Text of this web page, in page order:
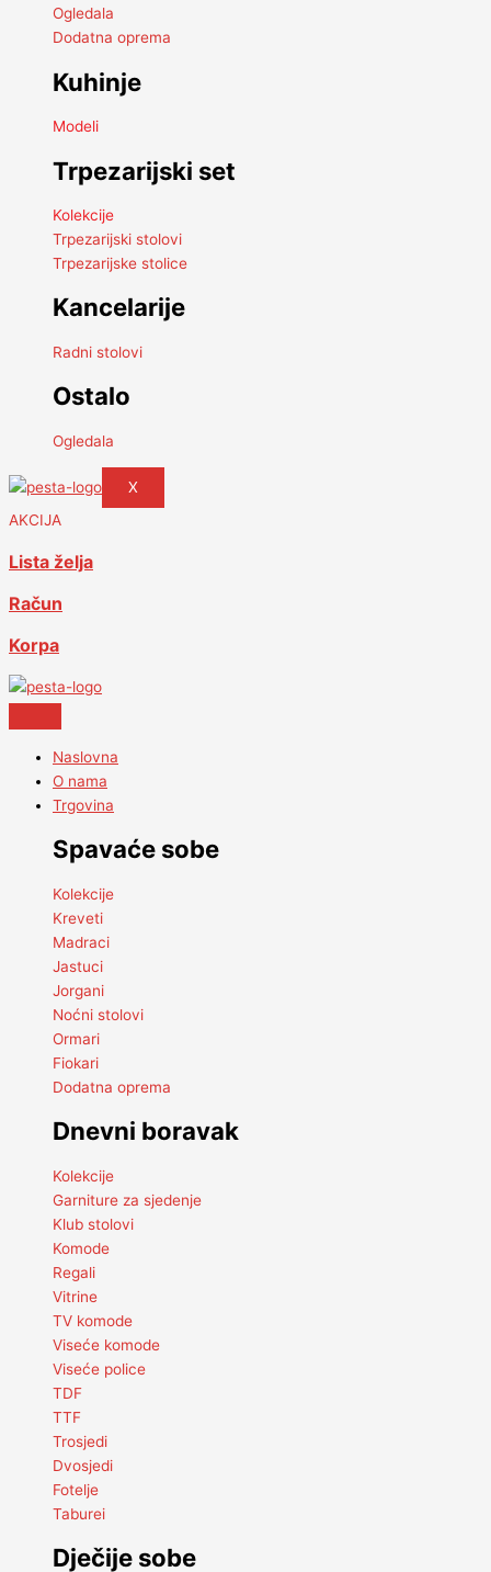
Ogledala
Dodatna oprema
Kuhinje
Modeli
Trpezarijski set
Kolekcije
Trpezarijski stolovi
Trpezarijske stolice
Kancelarije
Radni stolovi
Ostalo
Ogledala
X
AKCIJA
Lista želja
Račun
Korpa
Naslovna
O nama
Trgovina
Spavaće sobe
Kolekcije
Kreveti
Madraci
Jastuci
Jorgani
Noćni stolovi
Ormari
Fiokari
Dodatna oprema
Dnevni boravak
Kolekcije
Garniture za sjedenje
Klub stolovi
Komode
Regali
Vitrine
TV komode
Viseće komode
Viseće police
TDF
TTF
Trosjedi
Dvosjedi
Fotelje
Taburei
Dječije sobe